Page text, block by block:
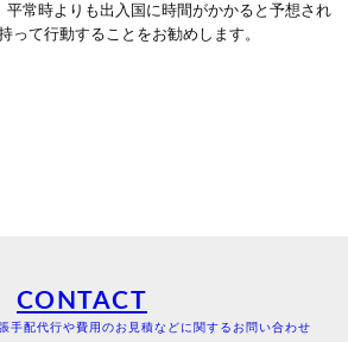
常時よりも出入国に時間がかかると予想され
って行動することをお勧めします。
CONTACT
手配代行や費用のお見積などに関するお問い合わせ